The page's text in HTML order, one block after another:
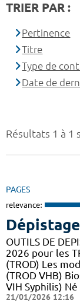
Résultats 1 à 1
PAGES
relevance:
Dépistage
OUTILS DE
2026 pour les
(TROD) Les
(TROD VHB)
VIH Syphilis) Né
21/01/2026 12:16
TRIER PAR :
Pertinence
Titre
Type de
Date de